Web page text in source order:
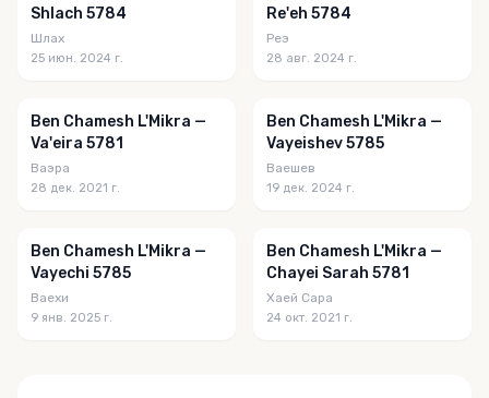
Shlach 5784
Шлах
25 июн. 2024 г.
Re'eh 5784
Реэ
28 авг. 2024 г.
Ben Chamesh L'Mikra —
Va'eira 5781
Ваэра
28 дек. 2021 г.
Ben Chamesh L'Mikra —
Vayeishev 5785
Ваешев
19 дек. 2024 г.
Ben Chamesh L'Mikra —
Vayechi 5785
Ваехи
9 янв. 2025 г.
Ben Chamesh L'Mikra —
Chayei Sarah 5781
Хаей Сара
24 окт. 2021 г.